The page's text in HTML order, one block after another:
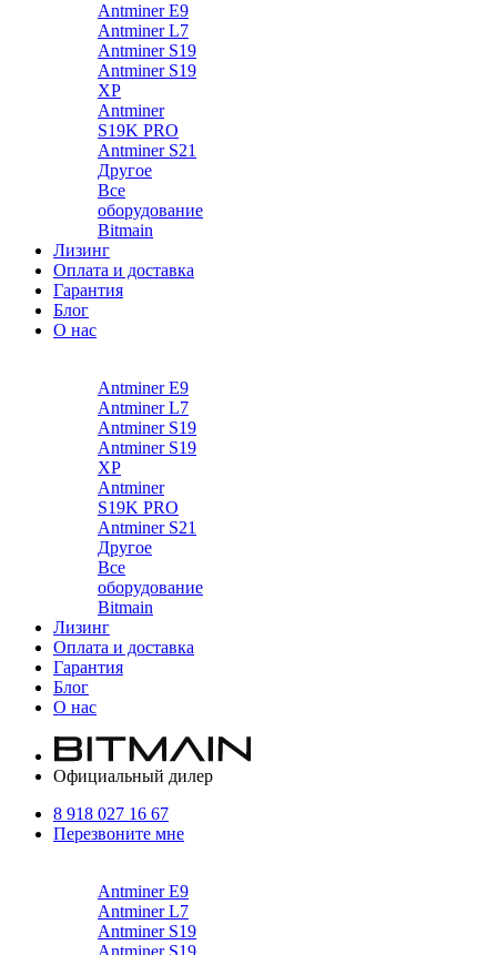
Antminer E9
Antminer L7
Antminer S19
Antminer S19
XP
Antminer
S19K PRO
Antminer S21
Другое
Все
оборудование
Bitmain
Лизинг
Оплата и доставка
Гарантия
Блог
О нас
Antminer E9
Antminer L7
Antminer S19
Antminer S19
XP
Antminer
S19K PRO
Antminer S21
Другое
Все
оборудование
Bitmain
Лизинг
Оплата и доставка
Гарантия
Блог
О нас
Официальный дилер
8 918 027 16 67
Перезвоните мне
Antminer E9
Antminer L7
Antminer S19